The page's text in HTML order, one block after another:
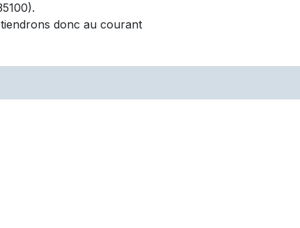
.
donc au courant